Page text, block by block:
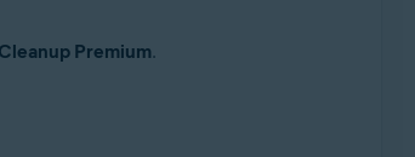
Premium.